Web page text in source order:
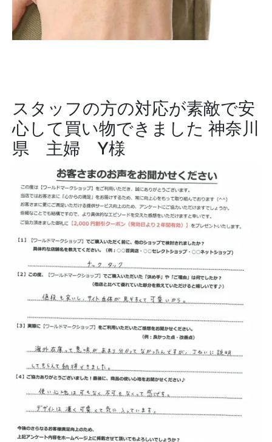
スタッフの方の対応が素敵で安
心して買い物できました 神奈川
県 主婦 Y様